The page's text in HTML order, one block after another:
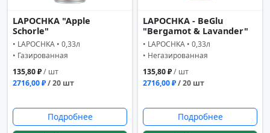
LAPOCHKA "Apple
Schorle"
• LAPOCHKA • 0,33л
• Газированная
135,80 ₽/ шт
2716,00 ₽/ 20 шт
Подробнее
LAPOCHKA - BeGlu
"Bergamot & Lavander"
• LAPOCHKA • 0,33л
• Негазированная
135,80 ₽/ шт
2716,00 ₽/ 20 шт
Подробнее